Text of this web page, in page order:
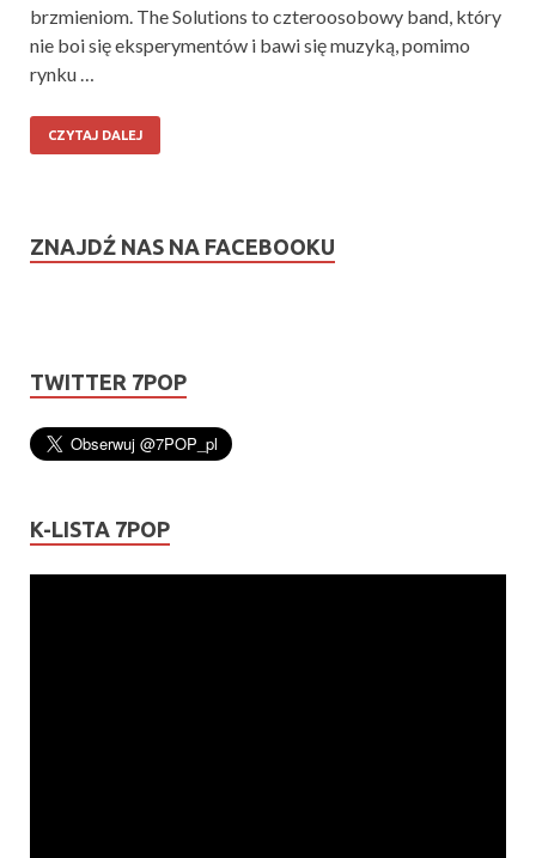
brzmieniom. The Solutions to czteroosobowy band, który
nie boi się eksperymentów i bawi się muzyką, pomimo
rynku …
CZYTAJ DALEJ
ZNAJDŹ NAS NA FACEBOOKU
TWITTER 7POP
K-LISTA 7POP